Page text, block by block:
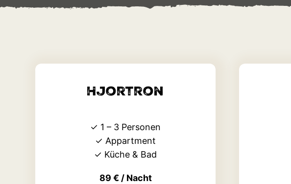
Hjortron
✓ 1 – 3 Personen
✓ Appartment
✓ Küche & Bad
89 € / Nacht